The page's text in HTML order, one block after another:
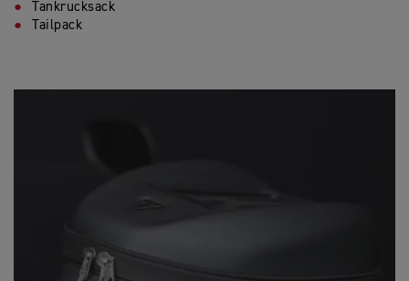
Tankrucksack
Tailpack